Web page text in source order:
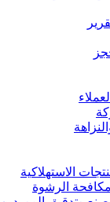
الاستهلاكية
الرشوة